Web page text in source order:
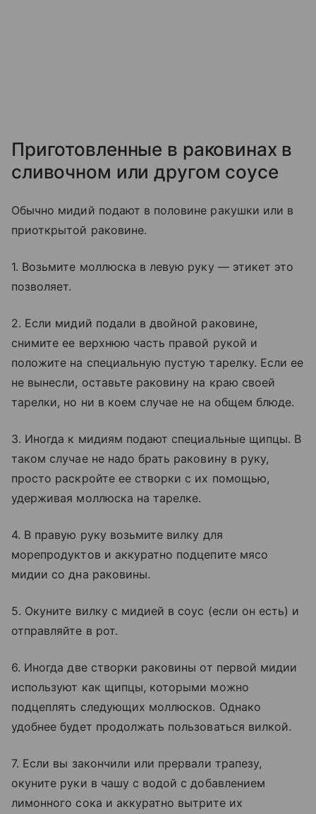
Приготовленные в раковинах в
сливочном или другом соусе
Обычно мидий подают в половине ракушки или в
приоткрытой раковине.
1. Возьмите моллюска в левую руку — этикет это
позволяет.
2. Если мидий подали в двойной раковине,
снимите ее верхнюю часть правой рукой и
положите на специальную пустую тарелку. Если ее
не вынесли, оставьте раковину на краю своей
тарелки, но ни в коем случае не на общем блюде.
3. Иногда к мидиям подают специальные щипцы. В
таком случае не надо брать раковину в руку,
просто раскройте ее створки с их помощью,
удерживая моллюска на тарелке.
4. В правую руку возьмите вилку для
морепродуктов и аккуратно подцепите мясо
мидии со дна раковины.
5. Окуните вилку с мидией в соус (если он есть) и
отправляйте в рот.
6. Иногда две створки раковины от первой мидии
используют как щипцы, которыми можно
подцеплять следующих моллюсков. Однако
удобнее будет продолжать пользоваться вилкой.
7. Если вы закончили или прервали трапезу,
окуните руки в чашу с водой с добавлением
лимонного сока и аккуратно вытрите их